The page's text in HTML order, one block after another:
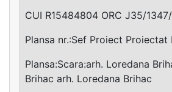
CUI R15484804 ORC J35/
Plansa nr.:Sef Proiect Proiectat
Plansa:Scara:arh. Loredana
Brihac arh. Loredana Brihac